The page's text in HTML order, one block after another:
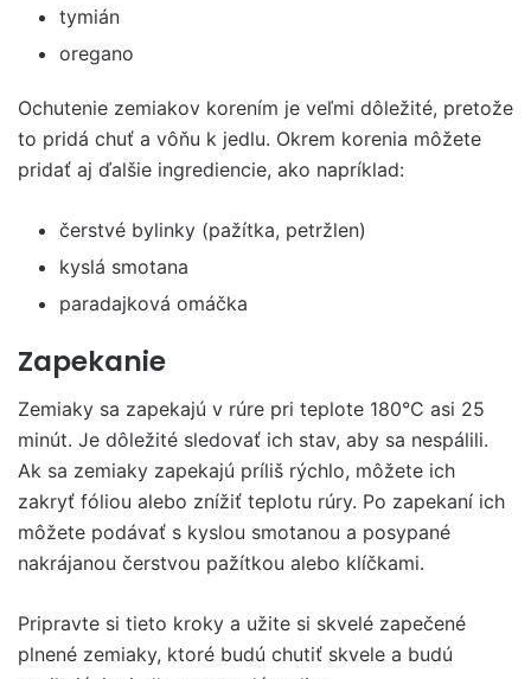
tymián
oregano
Ochutenie zemiakov korením je veľmi dôležité, pretože
to pridá chuť a vôňu k jedlu. Okrem korenia môžete
pridať aj ďalšie ingrediencie, ako napríklad:
čerstvé bylinky (pažítka, petržlen)
kyslá smotana
paradajková omáčka
Zapekanie
Zemiaky sa zapekajú v rúre pri teplote 180°C asi 25
minút. Je dôležité sledovať ich stav, aby sa nespálili.
Ak sa zemiaky zapekajú príliš rýchlo, môžete ich
zakryť fóliou alebo znížiť teplotu rúry. Po zapekaní ich
môžete podávať s kyslou smotanou a posypané
nakrájanou čerstvou pažítkou alebo klíčkami.
Pripravte si tieto kroky a užite si skvelé zapečené
plnené zemiaky, ktoré budú chutiť skvele a budú